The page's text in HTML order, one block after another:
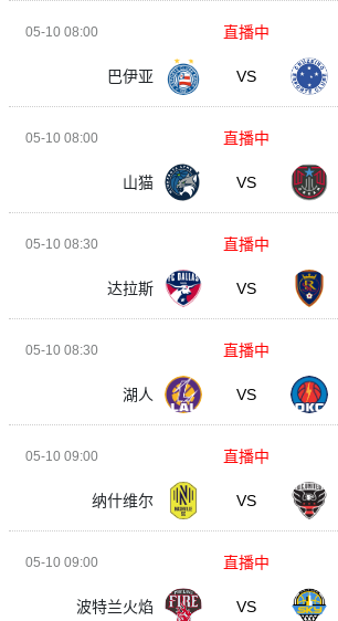
05-10 08:00
巴伊亚 VS
直播中
05-10 08:00
山猫 VS
直播中
05-10 08:30
达拉斯 VS
直播中
05-10 08:30
湖人 VS
直播中
05-10 09:00
纳什维尔 VS
直播中
05-10 09:00
波特兰火焰 VS
直播中